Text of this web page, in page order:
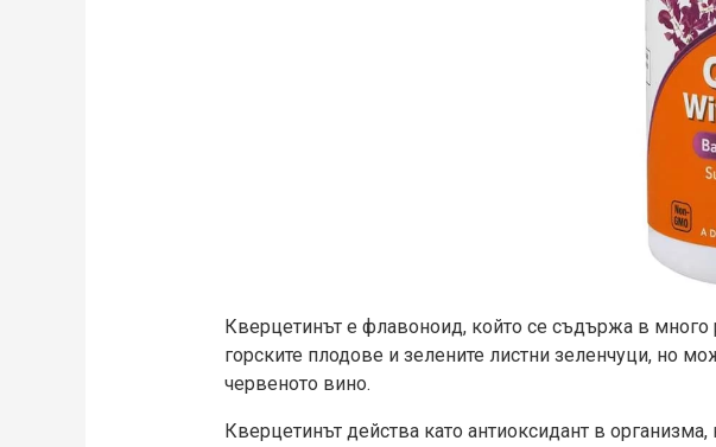
Кверцeтинът е флавоноид, който се съдържа в много
горските плодове и зелените листни зеленчуци, но
червеното вино.
Кверцeтинът действа като антиоксидант в